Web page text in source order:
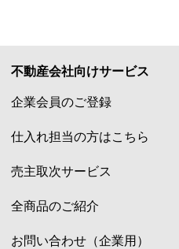
不動産会社向けサービス
企業会員のご登録
仕入れ担当の方はこちら
売主取次サービス
全商品のご紹介
お問い合わせ（企業用）